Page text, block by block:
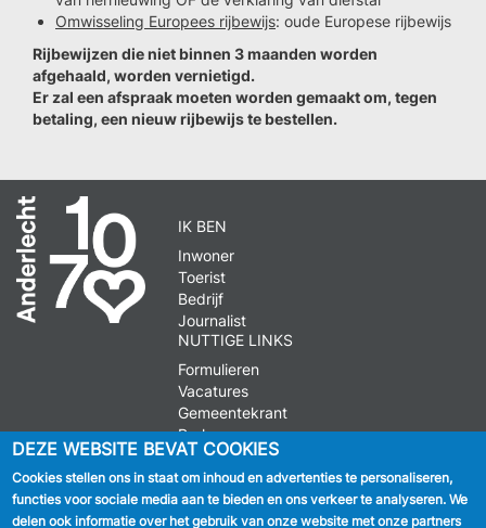
Omwisseling Europees rijbewijs: oude Europese rijbewijs
Rijbewijzen die niet binnen 3 maanden worden
afgehaald, worden vernietigd.
Er zal een afspraak moeten worden gemaakt om, tegen
betaling, een nieuw rijbewijs te bestellen.
IK BEN
Inwoner
Toerist
Bedrijf
Journalist
NUTTIGE LINKS
Formulieren
Vacatures
Gemeentekrant
Parkeren
VOLG ONS
DEZE WEBSITE BEVAT COOKIES
Cookies stellen ons in staat om inhoud en advertenties te personaliseren,
functies voor sociale media aan te bieden en ons verkeer te analyseren. We
delen ook informatie over het gebruik van onze website met onze partners